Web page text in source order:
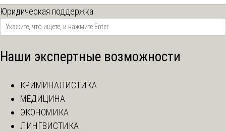
Юридическая поддержка
Наши экспертные возможности
КРИМИНАЛИСТИКА
МЕДИЦИНА
ЭКОНОМИКА
ЛИНГВИСТИКА